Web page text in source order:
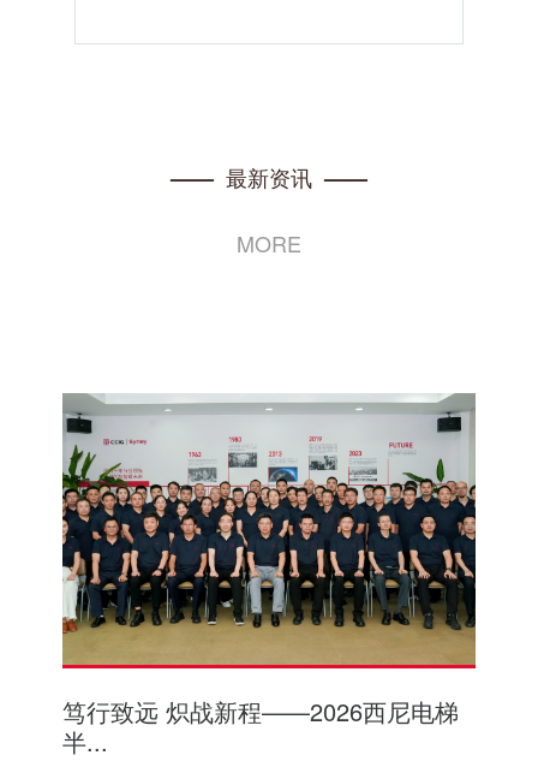
—— 最新资讯——
MORE
笃行致远 炽战新程——2026西尼电梯
半...